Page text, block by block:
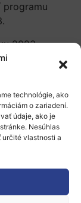
technológie, ako
o zariadení.
údaje, ako je
Nesúhlas
vlastnosti a
2023
sa
záujem,
návrhov
na
programu
viac
miliárd EUR.